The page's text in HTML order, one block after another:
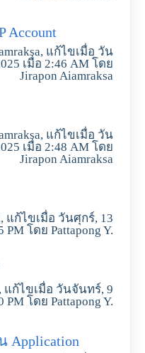
Account
แก้ไขเมื่อ วัน
เมื่อ 2:46 AM โดย
Jirapon Aiamraksa
แก้ไขเมื่อ วัน
เมื่อ 2:48 AM โดย
Jirapon Aiamraksa
แก้ไขเมื่อ วันศุกร์, 13
โดย Pattapong Y.
แก้ไขเมื่อ วันจันทร์, 9
โดย Pattapong Y.
Application